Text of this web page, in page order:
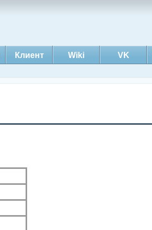
Клиент Wiki VK